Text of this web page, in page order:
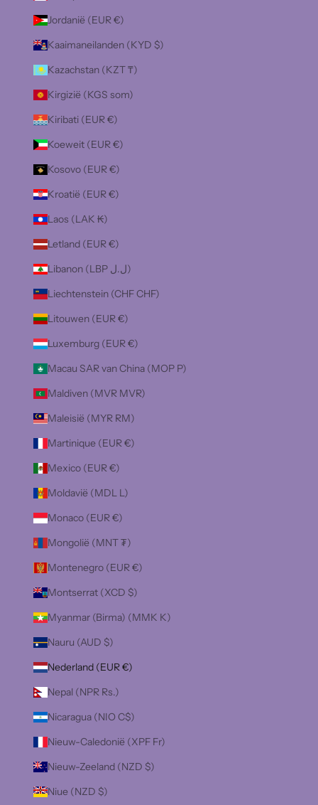
Jordanië (EUR €)
Kaaimaneilanden (KYD $)
Kazachstan (KZT ₸)
Kirgizië (KGS som)
Kiribati (EUR €)
Koeweit (EUR €)
Kosovo (EUR €)
Kroatië (EUR €)
Laos (LAK ₭)
Letland (EUR €)
Libanon (LBP ل.ل)
Liechtenstein (CHF CHF)
Litouwen (EUR €)
Luxemburg (EUR €)
Macau SAR van China (MOP P)
Maldiven (MVR MVR)
Maleisië (MYR RM)
Martinique (EUR €)
Mexico (EUR €)
Moldavië (MDL L)
Monaco (EUR €)
Mongolië (MNT ₮)
Montenegro (EUR €)
Montserrat (XCD $)
Myanmar (Birma) (MMK K)
Nauru (AUD $)
Nederland (EUR €)
Nepal (NPR Rs.)
Nicaragua (NIO C$)
Nieuw-Caledonië (XPF Fr)
Nieuw-Zeeland (NZD $)
Niue (NZD $)